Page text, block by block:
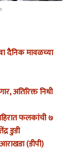
दैनिक मावळच्या
अतिरिक्त निधी
फलकांची ७
डुडी
(डीपी)